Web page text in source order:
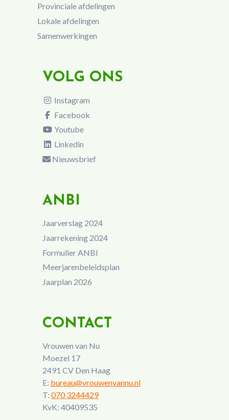
Provinciale afdelingen
Lokale afdelingen
Samenwerkingen
VOLG ONS
Instagram
Facebook
Youtube
Linkedin
Nieuwsbrief
ANBI
Jaarverslag 2024
Jaarrekening 2024
Formulier ANBI
Meerjarenbeleidsplan
Jaarplan 2026
CONTACT
Vrouwen van Nu
Moezel 17
2491 CV Den Haag
E: bureau@vrouwenvannu.nl
T: 070 3244429
KvK: 40409535